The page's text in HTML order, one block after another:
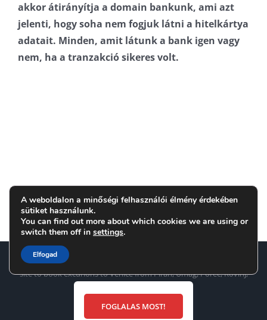
akkor átirányítja a domain bankunk, ami azt
jelenti, hogy soha nem fogjuk látni a hitelkártya
adatait. Minden, amit látunk a bank igen vagy
nem, ha a tranzakció sikeres volt.
Copyright 2026 TOP Line d.o.o. Portorož www.venice.si is a web
site to book excurions to Venice from Piran, Umag, Poreč, Rovinj,
Facebook
X Instagram
FOGLALAS MOST!
A weboldalon a minőségi felhasználói élmény érdekében
sütiket használunk.
You can find out more about which cookies we are using or
switch them off in settings.
Elfogad